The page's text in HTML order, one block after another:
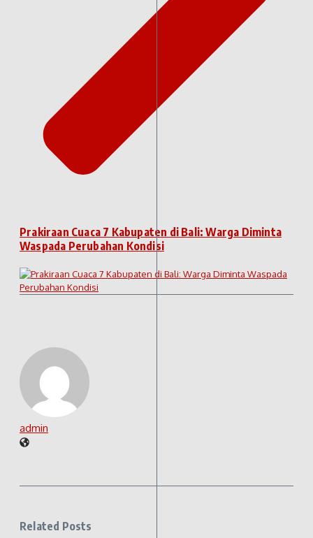
Prakiraan Cuaca 7 Kabupaten di Bali: Warga Diminta
Waspada Perubahan Kondisi
admin
Related Posts